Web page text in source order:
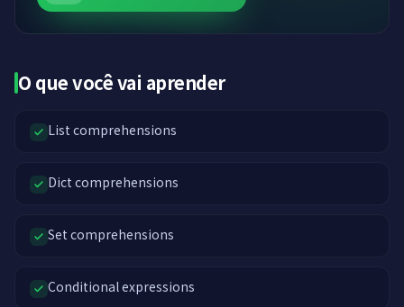
O que você vai aprender
List comprehensions
Dict comprehensions
Set comprehensions
Conditional expressions